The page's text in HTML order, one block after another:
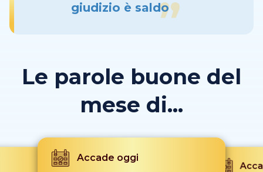
giudizio è saldo
Le parole buone del
mese di...
Accade oggi